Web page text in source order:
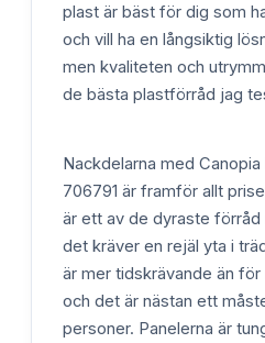
plast är bäst för dig som
och vill ha en långsiktig
men kvaliteten och
de bästa plastförråd jag
Nackdelarna med
706791 är framför allt
är ett av de dyraste
det kräver en rejäl yta i
är mer tidskrävande än
och det är nästan ett
personer. Panelerna är